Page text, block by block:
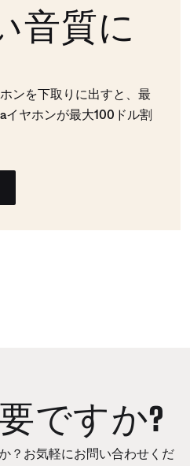
音質に
ンを下取りに出すと、最
ヤホンが最大100ドル割
ですか?
？お気軽にお問い合わせくだ